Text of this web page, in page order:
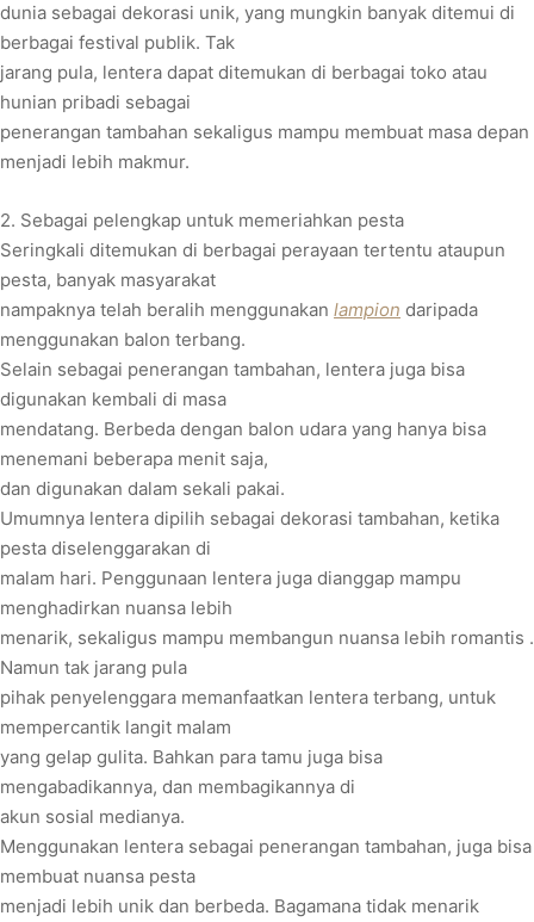
dunia sebagai dekorasi unik, yang mungkin banyak ditemui di
berbagai festival publik. Tak
jarang pula, lentera dapat ditemukan di berbagai toko atau
hunian pribadi sebagai
penerangan tambahan sekaligus mampu membuat masa depan
menjadi lebih makmur.
2. Sebagai pelengkap untuk memeriahkan pesta
Seringkali ditemukan di berbagai perayaan tertentu ataupun
pesta, banyak masyarakat
nampaknya telah beralih menggunakan lampion daripada
menggunakan balon terbang.
Selain sebagai penerangan tambahan, lentera juga bisa
digunakan kembali di masa
mendatang. Berbeda dengan balon udara yang hanya bisa
menemani beberapa menit saja,
dan digunakan dalam sekali pakai.
Umumnya lentera dipilih sebagai dekorasi tambahan, ketika
pesta diselenggarakan di
malam hari. Penggunaan lentera juga dianggap mampu
menghadirkan nuansa lebih
menarik, sekaligus mampu membangun nuansa lebih romantis .
Namun tak jarang pula
pihak penyelenggara memanfaatkan lentera terbang, untuk
mempercantik langit malam
yang gelap gulita. Bahkan para tamu juga bisa
mengabadikannya, dan membagikannya di
akun sosial medianya.
Menggunakan lentera sebagai penerangan tambahan, juga bisa
membuat nuansa pesta
menjadi lebih unik dan berbeda. Bagamana tidak menarik